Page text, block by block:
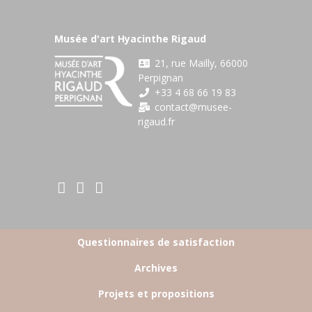
Musée d'art Hyacinthe Rigaud
21, rue Mailly, 66000
Perpignan
+33 4 68 66 19 83
contact@musee-
rigaud.fr
BOTTOM FOOTER MENU
Questionnaires de satisfaction
Archives
Projets et propositions